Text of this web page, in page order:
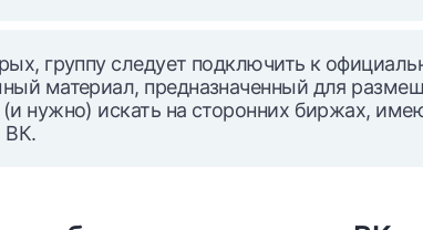
группу следует подключить к
материал, предназначенный для
нужно) искать на сторонних биржах,
ВК.